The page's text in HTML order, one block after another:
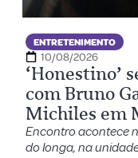
ENTRETENIMENTO
10/08/2026
‘Honestino’
com Bruno
Michiles em
Encontro acontece
do longa, na